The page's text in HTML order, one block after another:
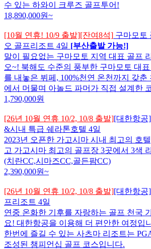
수 있는 하와이 크루즈 골프투어!
18,890,000원~
[10월 연휴! 10/9 출발][잔여8석] 구마모토
오 골프리조트 4일 [부산출발 가능!]
말이 필요없는 구마모토 지역 대표 골프
오~! 북해도 수준의 풍부한 구마모토 대표
를 내놓은 뷔페, 100%천연 온천까지 갖춘
에서 머물며 아놀드 파머가 직접 설계한
1,790,000원
[26년 10월 연휴 10/2, 10/8 출발][대한항공]
&시내 특급 쉐라톤호텔 4일
2023년 오픈한 가고시마 시내 최고의 호
고 가고시마 최고의 골프장 3곳에서 3색
(치란CC,시마즈CC,골든팜CC)
2,390,000원~
[26년 10월 연휴 10/2, 10/8 출발][대한항공]
프리조트 4일
연중 온화한 기후를 자랑하는 골프 천국
요! 대한항공을 이용해 더 편안한 여정입
한번에 즐길 수 있는 사츠마 리조트는
조성된 챔피언십 골프 코스입니다.